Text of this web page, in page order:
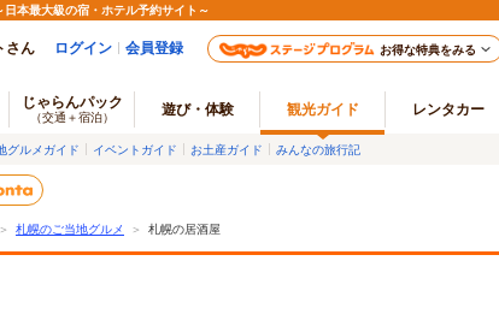
本最大級の宿・ホテル予約サイト～
さん ログイン 会員登録 お得な特典をみる
じゃらんパック
（交通＋宿泊） 遊び・体験 観光ガイド レンタカー
グルメガイド イベントガイド お土産ガイド みんなの旅行記
＞ 札幌のご当地グルメ ＞ 札幌の居酒屋